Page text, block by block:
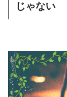
じゃない